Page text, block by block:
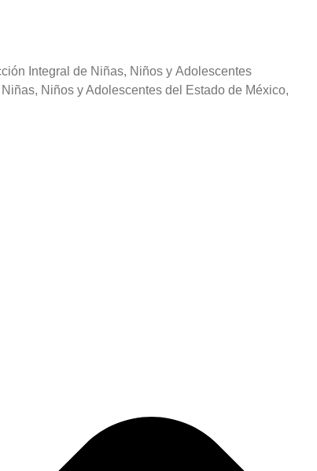
Integral de Niñas, Niños y Adolescentes
Niños y Adolescentes del Estado de México,